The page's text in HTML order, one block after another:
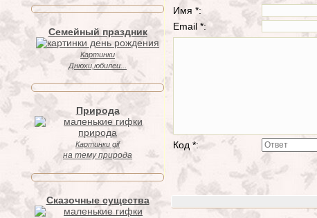
Семейный праздник
Картинки
Днюхи,юбилеи...
Природа
Картинки gif
на тему природа
Сказочные существа
Имя *:
Email *:
Код *: